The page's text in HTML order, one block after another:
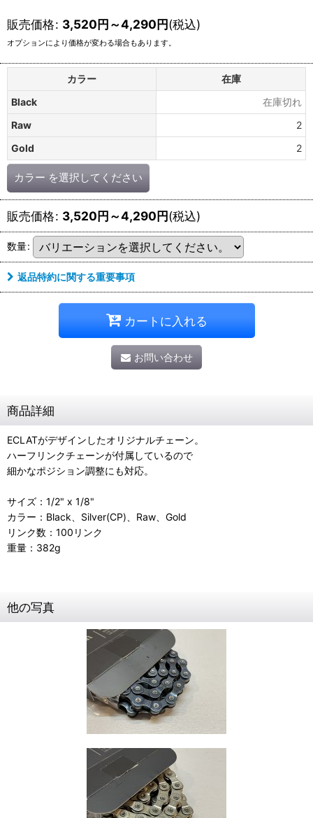
販売価格: 3,520円～4,290円(税込)
オプションにより価格が変わる場合もあります。
カラー
在庫
Black
在庫切れ
Raw
2
Gold
2
カラー を選択してください
販売価格: 3,520円～4,290円(税込)
数量:
返品特約に関する重要事項
カートに入れる
お問い合わせ
商品詳細
ECLATがデザインしたオリジナルチェーン。
ハーフリンクチェーンが付属しているので
細かなポジション調整にも対応。
サイズ：1/2" x 1/8"
カラー：Black、Silver(CP)、Raw、Gold
リンク数：100リンク
重量：382g
他の写真